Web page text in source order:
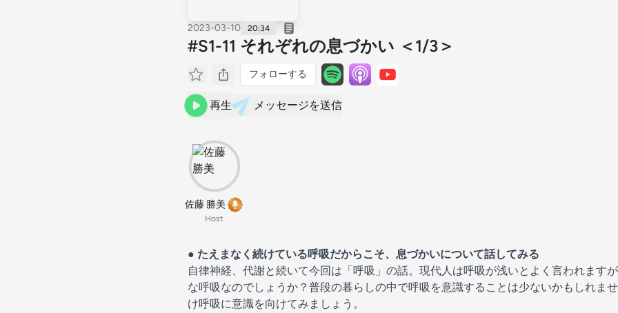
2023-03-10 20:34
#S1-11 それぞれの息づかい ＜1/3＞
フォローする
再生 メッセージを送信
佐藤 勝美
Host
● たえまなく続けている呼吸だからこそ、息づかいについて話してみる
自律神経、代謝と続いて今回は「呼吸」の話。現代人は呼吸が浅いとよく言われます
な呼吸なのでしょうか？普段の暮らしの中で呼吸を意識することは少ないかもしれま
け呼吸に意識を向けてみましょう。